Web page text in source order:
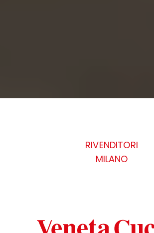
RIVENDITORI
MILANO